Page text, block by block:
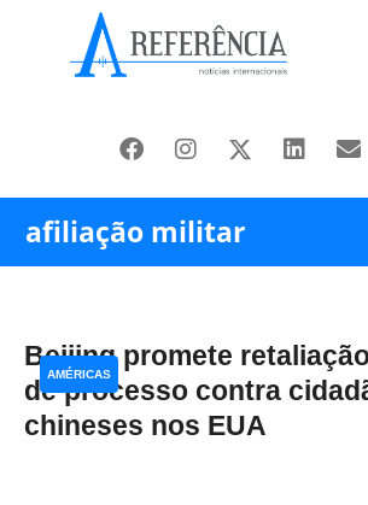
afiliação militar
Beijing promete
de processo contra
chineses nos EUA
AMÉRICAS